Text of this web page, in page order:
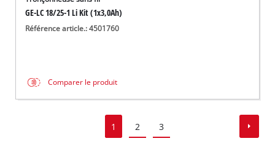
GE-LC 18/25-1 Li Kit (1x3,0Ah)
Référence article.: 4501760
Comparer le produit
1 2 3